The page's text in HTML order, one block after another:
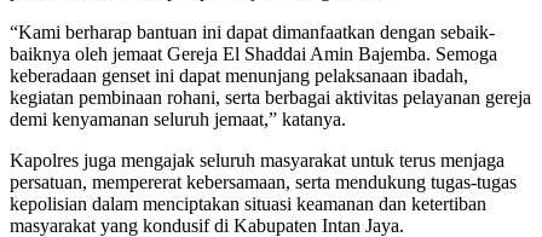
“Kami berharap bantuan ini dapat dimanfaatkan dengan sebaik-
baiknya oleh jemaat Gereja El Shaddai Amin Bajemba. Semoga
keberadaan genset ini dapat menunjang pelaksanaan ibadah,
kegiatan pembinaan rohani, serta berbagai aktivitas pelayanan gereja
demi kenyamanan seluruh jemaat,” katanya.
Kapolres juga mengajak seluruh masyarakat untuk terus menjaga
persatuan, mempererat kebersamaan, serta mendukung tugas-tugas
kepolisian dalam menciptakan situasi keamanan dan ketertiban
masyarakat yang kondusif di Kabupaten Intan Jaya.